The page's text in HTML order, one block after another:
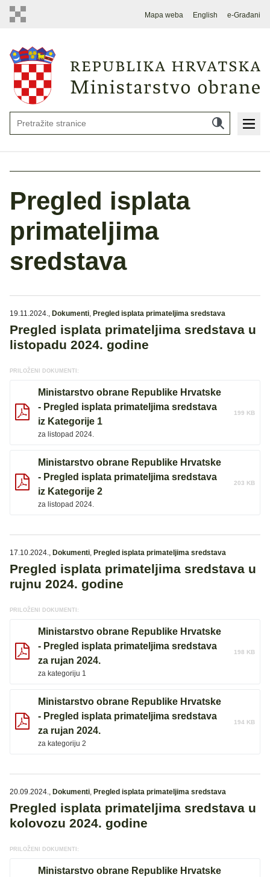
Mapa weba English e-Građani
Pregled isplata
primateljima
sredstava
19.11.2024., Dokumenti, Pregled isplata primateljima sredstava
Pregled isplata primateljima sredstava u
listopadu 2024. godine
PRILOŽENI DOKUMENTI:
Ministarstvo obrane Republike Hrvatske
- Pregled isplata primateljima sredstava
iz Kategorije 1
za listopad 2024.
199 KB
Ministarstvo obrane Republike Hrvatske
- Pregled isplata primateljima sredstava
iz Kategorije 2
za listopad 2024.
203 KB
17.10.2024., Dokumenti, Pregled isplata primateljima sredstava
Pregled isplata primateljima sredstava u
rujnu 2024. godine
PRILOŽENI DOKUMENTI:
Ministarstvo obrane Republike Hrvatske
- Pregled isplata primateljima sredstava
za rujan 2024.
za kategoriju 1
198 KB
Ministarstvo obrane Republike Hrvatske
- Pregled isplata primateljima sredstava
za rujan 2024.
za kategoriju 2
194 KB
20.09.2024., Dokumenti, Pregled isplata primateljima sredstava
Pregled isplata primateljima sredstava u
kolovozu 2024. godine
PRILOŽENI DOKUMENTI:
Ministarstvo obrane Republike Hrvatske